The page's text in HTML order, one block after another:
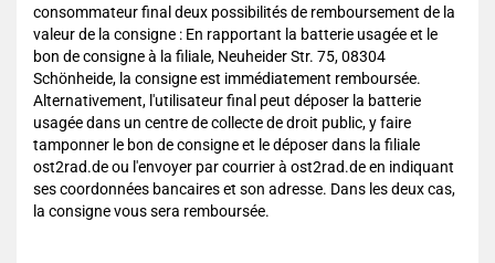
consommateur final deux possibilités de remboursement de la
valeur de la consigne : En rapportant la batterie usagée et le
bon de consigne à la filiale, Neuheider Str. 75, 08304
Schönheide, la consigne est immédiatement remboursée.
Alternativement, l'utilisateur final peut déposer la batterie
usagée dans un centre de collecte de droit public, y faire
tamponner le bon de consigne et le déposer dans la filiale
ost2rad.de ou l'envoyer par courrier à ost2rad.de en indiquant
ses coordonnées bancaires et son adresse. Dans les deux cas,
la consigne vous sera remboursée.